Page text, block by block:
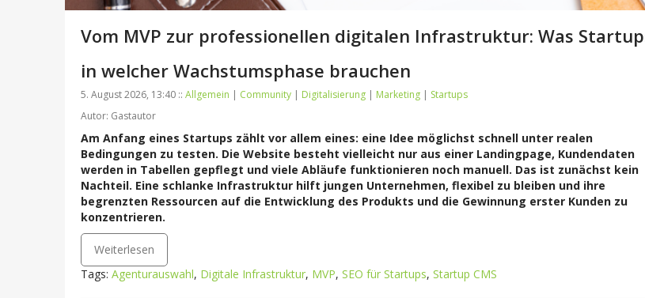
Vom MVP zur professionellen digitalen Infrastruktur: Was
in welcher Wachstumsphase brauchen
5. August 2026, 13:40 :: Allgemein | Community | Digitalisierung | Marketing | Startups
Autor: Gastautor
Am Anfang eines Startups zählt vor allem eines: eine Idee möglichst schnell unter realen
Bedingungen zu testen. Die Website besteht vielleicht nur aus einer Landingpage, Kundendaten
werden in Tabellen gepflegt und viele Abläufe funktionieren noch manuell. Das ist zunächst kein
Nachteil. Eine schlanke Infrastruktur hilft jungen Unternehmen, flexibel zu bleiben und ihre
begrenzten Ressourcen auf die Entwicklung des Produkts und die Gewinnung erster Kunden zu
konzentrieren.
Weiterlesen
Tags: Agenturauswahl, Digitale Infrastruktur, MVP, SEO für Startups, Startup CMS